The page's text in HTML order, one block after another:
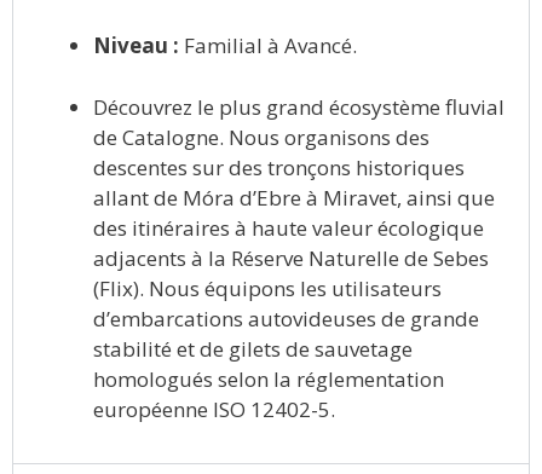
Niveau : Familial à Avancé.
Découvrez le plus grand écosystème fluvial
de Catalogne. Nous organisons des
descentes sur des tronçons historiques
allant de Móra d’Ebre à Miravet, ainsi que
des itinéraires à haute valeur écologique
adjacents à la Réserve Naturelle de Sebes
(Flix). Nous équipons les utilisateurs
d’embarcations autovideuses de grande
stabilité et de gilets de sauvetage
homologués selon la réglementation
européenne ISO 12402-5.